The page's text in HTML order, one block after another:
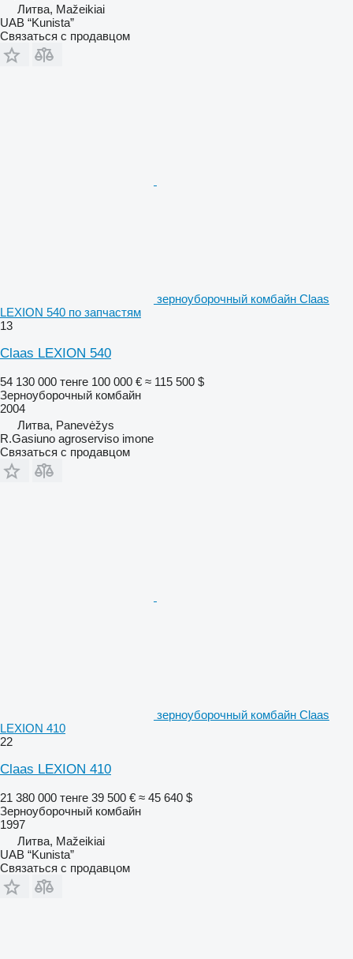
Литва, Mažeikiai
UAB “Kunista”
Связаться с продавцом
зерноуборочный комбайн Claas
LEXION 540 по запчастям
13
Claas LEXION 540
54 130 000 тенге 100 000 € ≈ 115 500 $
Зерноуборочный комбайн
2004
Литва, Panevėžys
R.Gasiuno agroserviso imone
Связаться с продавцом
зерноуборочный комбайн Claas
LEXION 410
22
Claas LEXION 410
21 380 000 тенге 39 500 € ≈ 45 640 $
Зерноуборочный комбайн
1997
Литва, Mažeikiai
UAB “Kunista”
Связаться с продавцом